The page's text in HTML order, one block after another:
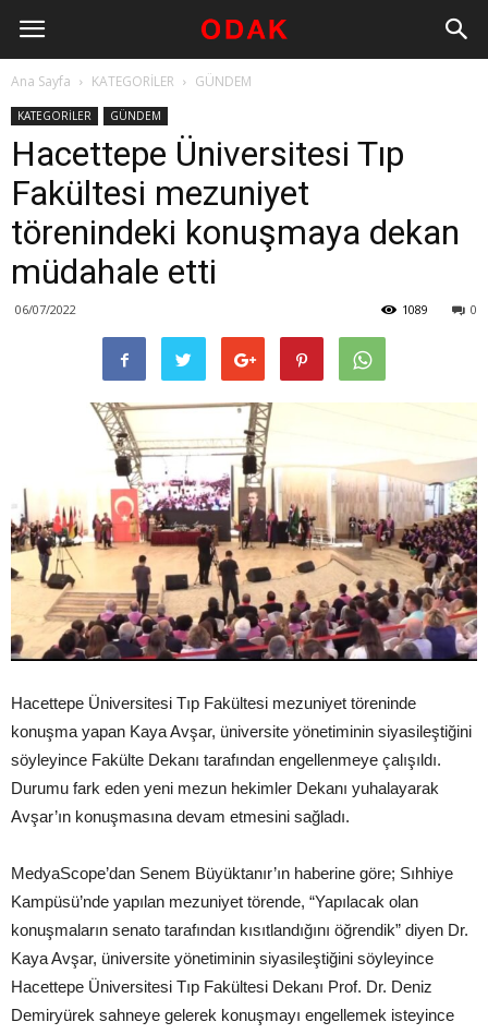
Ana Sayfa KATEGORİLER GÜNDEM
KATEGORİLER GÜNDEM
Hacettepe Üniversitesi Tıp
Fakültesi mezuniyet
törenindeki konuşmaya dekan
müdahale etti
06/07/2022 0
1089
Hacettepe Üniversitesi Tıp Fakültesi mezuniyet töreninde
konuşma yapan Kaya Avşar, üniversite yönetiminin siyasileştiğini
söyleyince Fakülte Dekanı tarafından engellenmeye çalışıldı.
Durumu fark eden yeni mezun hekimler Dekanı yuhalayarak
Avşar’ın konuşmasına devam etmesini sağladı.
MedyaScope’dan Senem Büyüktanır’ın haberine göre; Sıhhiye
Kampüsü’nde yapılan mezuniyet törende, “Yapılacak olan
konuşmaların senato tarafından kısıtlandığını öğrendik” diyen Dr.
Kaya Avşar, üniversite yönetiminin siyasileştiğini söyleyince
Hacettepe Üniversitesi Tıp Fakültesi Dekanı Prof. Dr. Deniz
Demiryürek sahneye gelerek konuşmayı engellemek isteyince